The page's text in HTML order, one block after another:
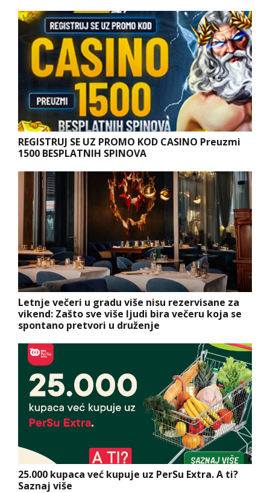
REGISTRUJ SE UZ PROMO KOD CASINO Preuzmi
1500 BESPLATNIH SPINOVA
Letnje večeri u gradu više nisu rezervisane za
vikend: Zašto sve više ljudi bira večeru koja se
spontano pretvori u druženje
25.000 kupaca već kupuje uz PerSu Extra. A ti?
Saznaj više